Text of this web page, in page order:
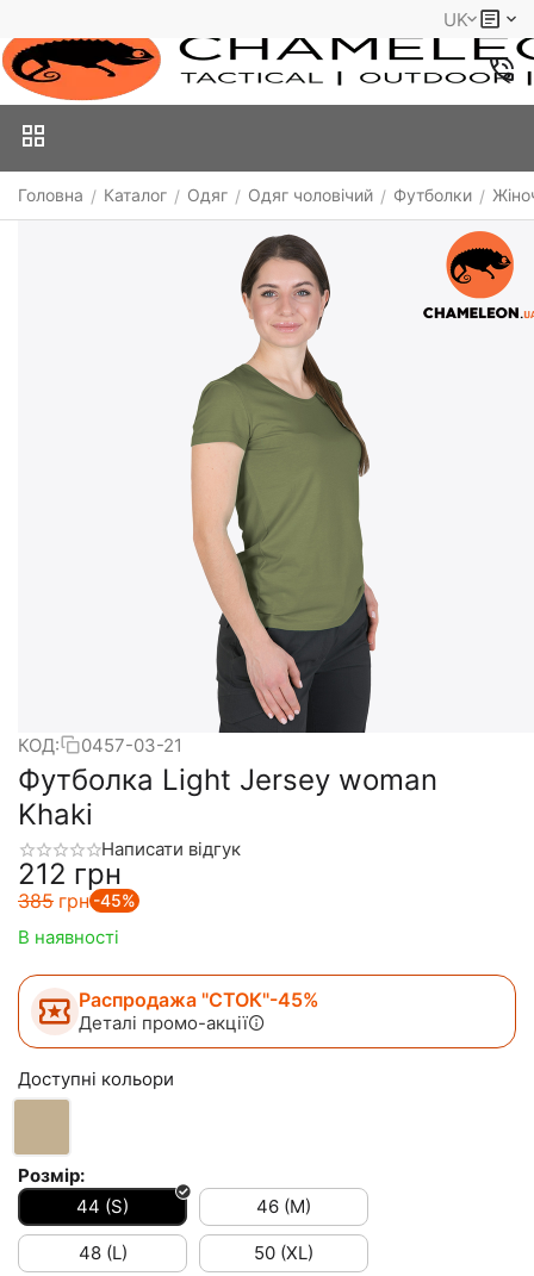
UK
Головна / Каталог / Одяг / Одяг чоловічий / Футболки /
КОД: 0457-03-21
Футболка Light Jersey woman
Khaki
Написати відгук
‍212‍ грн
‍385‍ грн -45%
В наявності
Распродажа "СТОК"-45%
Деталі промо-акції
Доступні кольори
Розмір:
44 (S)
46 (M)
48 (L) 50 (XL)